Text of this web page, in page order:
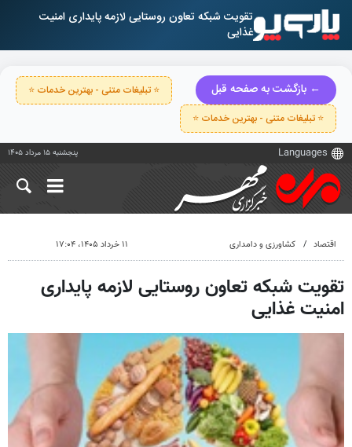
تقویت شبکه تعاون روستایی لازمه پایداری امنیت
غذایی
← بازگشت به صفحه قبل
⭐ تبلیغات متنی - بهترین خدمات ⭐
⭐ تبلیغات متنی - بهترین خدمات ⭐